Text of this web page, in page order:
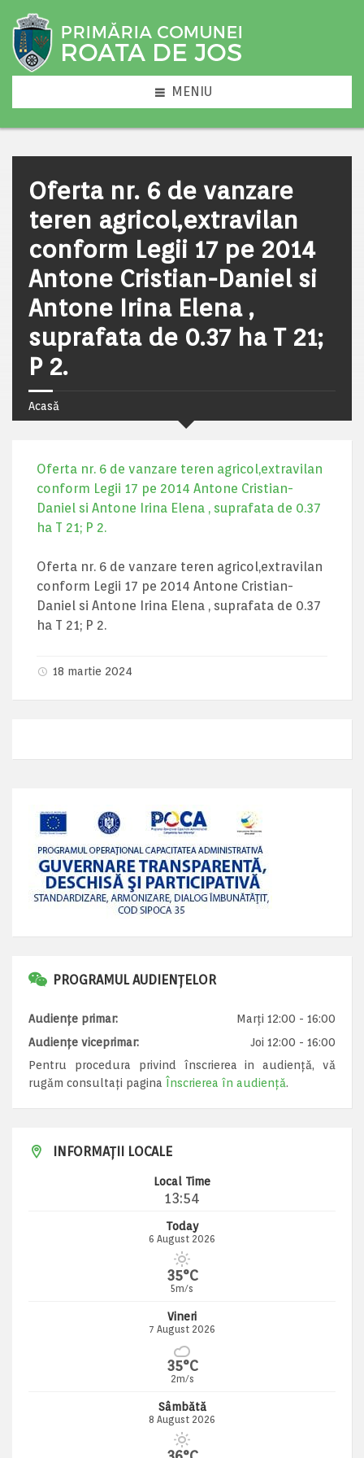
MENIU
Oferta nr. 6 de vanzare
teren agricol,extravilan
conform Legii 17 pe 2014
Antone Cristian-Daniel si
Antone Irina Elena ,
suprafata de 0.37 ha T 21;
P 2.
Acasă
Oferta nr. 6 de vanzare teren agricol,extravilan
conform Legii 17 pe 2014 Antone Cristian-
Daniel si Antone Irina Elena , suprafata de 0.37
ha T 21; P 2.
Oferta nr. 6 de vanzare teren agricol,extravilan
conform Legii 17 pe 2014 Antone Cristian-
Daniel si Antone Irina Elena , suprafata de 0.37
ha T 21; P 2.
18 martie 2024
PROGRAMUL AUDIENȚELOR
Audiențe primar:
Marți 12:00 - 16:00
Audiențe viceprimar:
Joi 12:00 - 16:00
Pentru procedura privind înscrierea in audiență, vă
rugăm consultați pagina Înscrierea în audiență.
INFORMAȚII LOCALE
Local Time
13:54
Today
6 August 2026
35°C
5m/s
Vineri
7 August 2026
35°C
2m/s
Sâmbătă
8 August 2026